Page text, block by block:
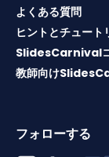
よくある質問
ヒントとチュート
SlidesCarnival
教師向け
フォローする